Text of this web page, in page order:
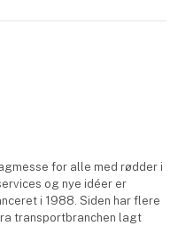
for alle med rødder i
og nye idéer er
i 1988. Siden har flere
transportbranchen lagt